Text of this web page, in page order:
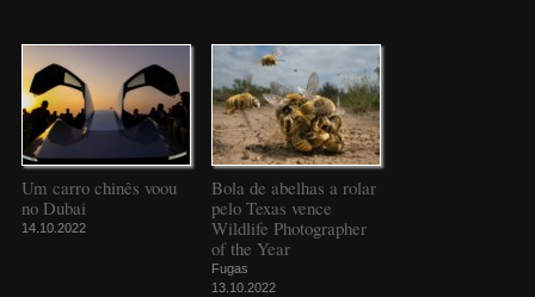
Um carro chinês voou
no Dubai
14.10.2022
Bola de abelhas a rolar
pelo Texas vence
Wildlife Photographer
of the Year
Fugas
13.10.2022